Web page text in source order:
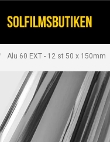
Alu 60 EXT - 12 st 50 x 150mm